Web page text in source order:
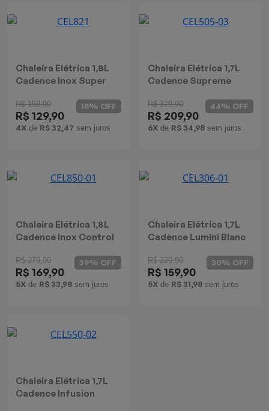
Chaleira Elétrica 1,8L
Cadence Inox Super
R$ 159,90
R$ 129,90
4X de R$ 32,47 sem juros
18% OFF
Chaleira Elétrica 1,7L
Cadence Supreme
R$ 379,90
R$ 209,90
6X de R$ 34,98 sem juros
44% OFF
Chaleira Elétrica 1,8L
Cadence Inox Control
R$ 279,90
R$ 169,90
5X de R$ 33,98 sem juros
39% OFF
Chaleira Elétrica 1,7L
Cadence Lumini Blanc
R$ 229,90
R$ 159,90
5X de R$ 31,98 sem juros
30% OFF
Chaleira Elétrica 1,7L
Cadence Infusion